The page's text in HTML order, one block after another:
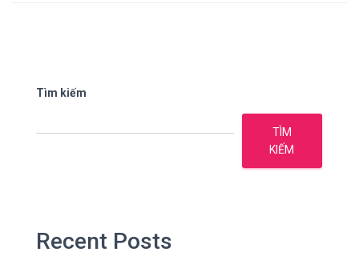
Tìm kiếm
TÌM
KIẾM
Recent Posts